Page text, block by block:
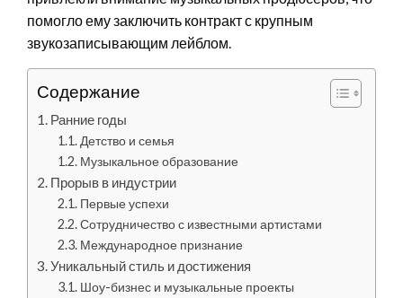
помогло ему заключить контракт с крупным
звукозаписывающим лейблом.
Содержание
Ранние годы
Детство и семья
Музыкальное образование
Прорыв в индустрии
Первые успехи
Сотрудничество с известными артистами
Международное признание
Уникальный стиль и достижения
Шоу-бизнес и музыкальные проекты